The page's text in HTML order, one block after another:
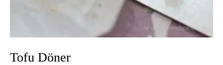
Tofu Döner